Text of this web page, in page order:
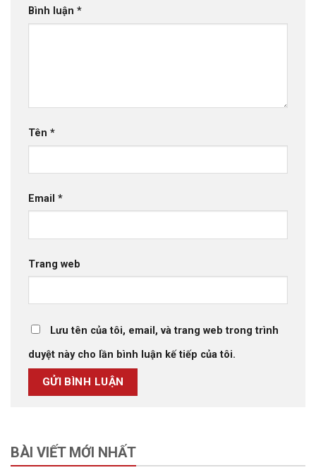
Bình luận *
Tên *
Email *
Trang web
Lưu tên của tôi, email, và trang web trong trình
duyệt này cho lần bình luận kế tiếp của tôi.
BÀI VIẾT MỚI NHẤT